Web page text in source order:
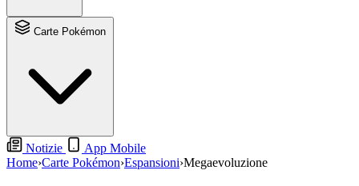
Notizie
App Mobile
Home›Carte Pokémon›Espansioni›Megaevoluzione